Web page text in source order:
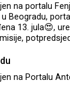
na portalu
Beogradu,
13. jula😍,
„Crnogorci u
na Portalu